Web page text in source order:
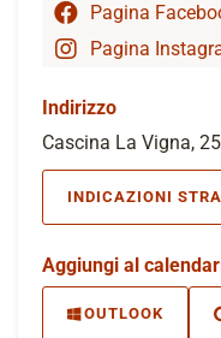
Pagina
Pagina
Indirizzo
Cascina La Vigna,
INDICAZIONI
Aggiungi al
OUTLOOK